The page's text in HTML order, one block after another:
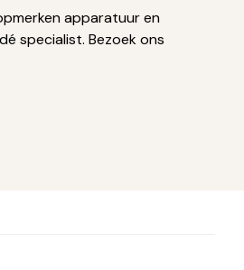
apparatuur en
specialist. Bezoek ons